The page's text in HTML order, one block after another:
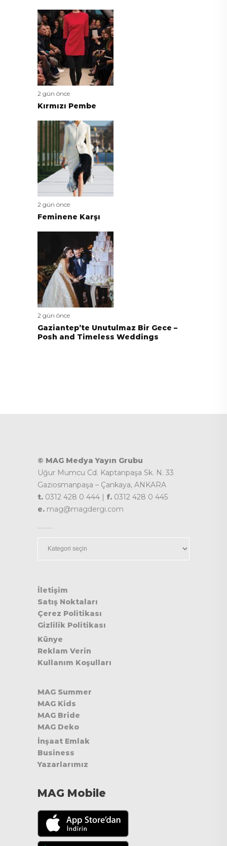
2 gün önce
Kırmızı Pembe
2 gün önce
Feminene Karşı
2 gün önce
Gaziantep’te Unutulmaz Bir Gece –
Posh and Timeless Weddings
© MAG Medya Yayın Grubu
Uğur Mumcu Cd. Kaptanpaşa Sk. N. 33
Gaziosmanpaşa – Çankaya, ANKARA
t. 0312 428 0 444 | f. 0312 428 0 445
e. mag@magdergi.com
İletişim
Satış Noktaları
Çerez Politikası
Gizlilik Politikası
Künye
Reklam Verin
Kullanım Koşulları
MAG Summer
MAG Kids
MAG Bride
MAG Deko
İnşaat Emlak
Business
Yazarlarımız
MAG Mobile